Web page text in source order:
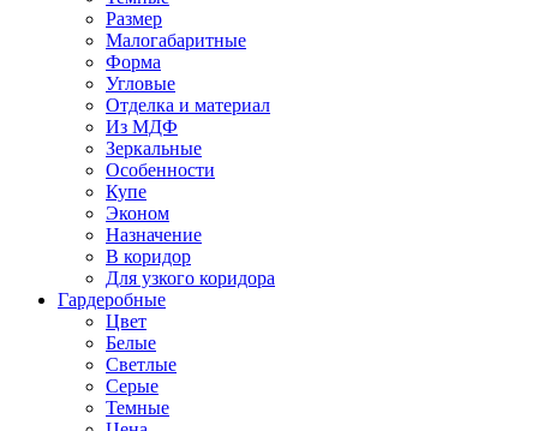
Размер
Малогабаритные
Форма
Угловые
Отделка и материал
Из МДФ
Зеркальные
Особенности
Купе
Эконом
Назначение
В коридор
Для узкого коридора
Гардеробные
Цвет
Белые
Светлые
Серые
Темные